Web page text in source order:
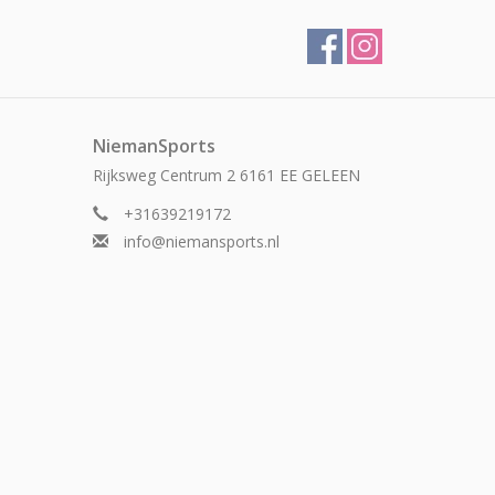
NiemanSports
Rijksweg Centrum 2 6161 EE GELEEN
+31639219172
info@niemansports.nl